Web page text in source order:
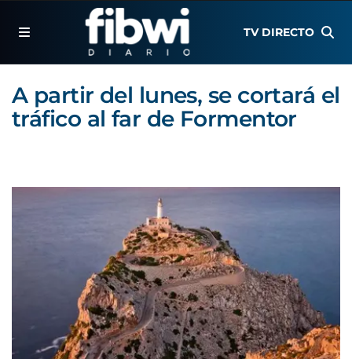
TV DIRECTO
A partir del lunes, se cortará el
tráfico al far de Formentor